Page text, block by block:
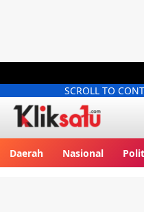
SCROLL TO
Daerah Nasional